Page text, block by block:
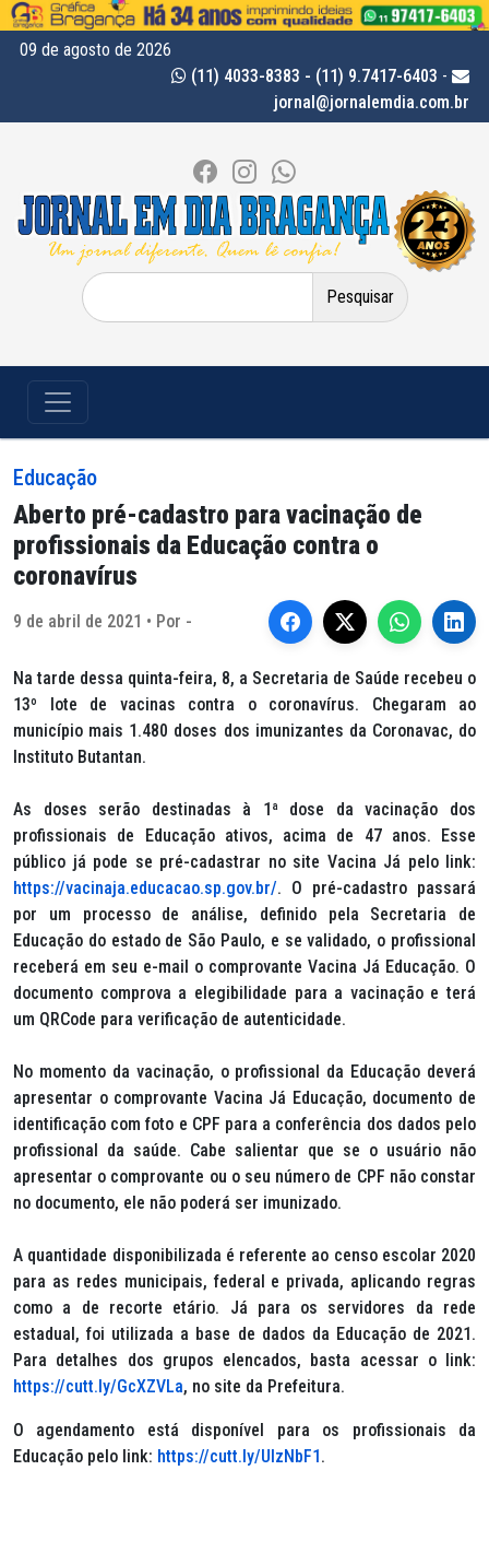
09 de agosto de 2026
(11) 4033-8383 - (11) 9.7417-6403 -
jornal@jornalemdia.com.br
Pesquisar
por:
Educação
Aberto pré-cadastro para vacinação de
profissionais da Educação contra o
coronavírus
9 de abril de 2021 • Por -
Na tarde dessa quinta-feira, 8, a Secretaria de Saúde recebeu o
13º lote de vacinas contra o coronavírus. Chegaram ao
município mais 1.480 doses dos imunizantes da Coronavac, do
Instituto Butantan.
As doses serão destinadas à 1ª dose da vacinação dos
profissionais de Educação ativos, acima de 47 anos. Esse
público já pode se pré-cadastrar no site Vacina Já pelo link:
https://vacinaja.educacao.sp.gov.br/. O pré-cadastro passará
por um processo de análise, definido pela Secretaria de
Educação do estado de São Paulo, e se validado, o profissional
receberá em seu e-mail o comprovante Vacina Já Educação. O
documento comprova a elegibilidade para a vacinação e terá
um QRCode para verificação de autenticidade.
No momento da vacinação, o profissional da Educação deverá
apresentar o comprovante Vacina Já Educação, documento de
identificação com foto e CPF para a conferência dos dados pelo
profissional da saúde. Cabe salientar que se o usuário não
apresentar o comprovante ou o seu número de CPF não constar
no documento, ele não poderá ser imunizado.
A quantidade disponibilizada é referente ao censo escolar 2020
para as redes municipais, federal e privada, aplicando regras
como a de recorte etário. Já para os servidores da rede
estadual, foi utilizada a base de dados da Educação de 2021.
Para detalhes dos grupos elencados, basta acessar o link:
https://cutt.ly/GcXZVLa, no site da Prefeitura.
O agendamento está disponível para os profissionais da
Educação pelo link: https://cutt.ly/UlzNbF1.